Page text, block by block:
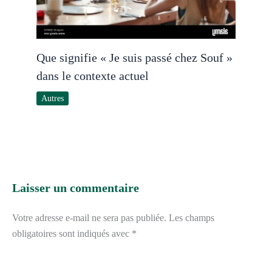
Que signifie « Je suis passé chez Souf »
dans le contexte actuel
Autres
Laisser un commentaire
Votre adresse e-mail ne sera pas publiée. Les champs
obligatoires sont indiqués avec *